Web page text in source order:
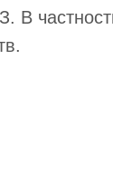
В